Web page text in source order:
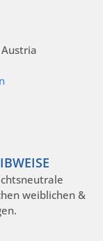
weiblichen &